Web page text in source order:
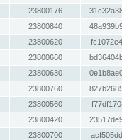
23800176
23800840
23800620
23800660
23800630
23800760
23800560
23800420
23800700